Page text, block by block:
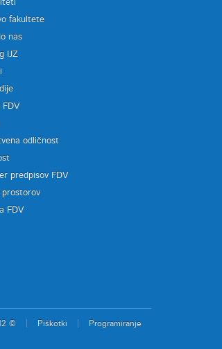
fakultete
nas
IJZ
FDV
odličnost
predpisov FDV
prostorov
FDV
© Piškotki Programiranje